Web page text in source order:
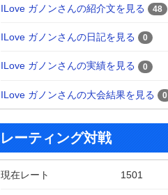
ILove ガノンさんの紹介文を見る 48
ILove ガノンさんの日記を見る 0
ILove ガノンさんの実績を見る 0
ILove ガノンさんの大会結果を見る 0
レーティング対戦
現在レート 1501